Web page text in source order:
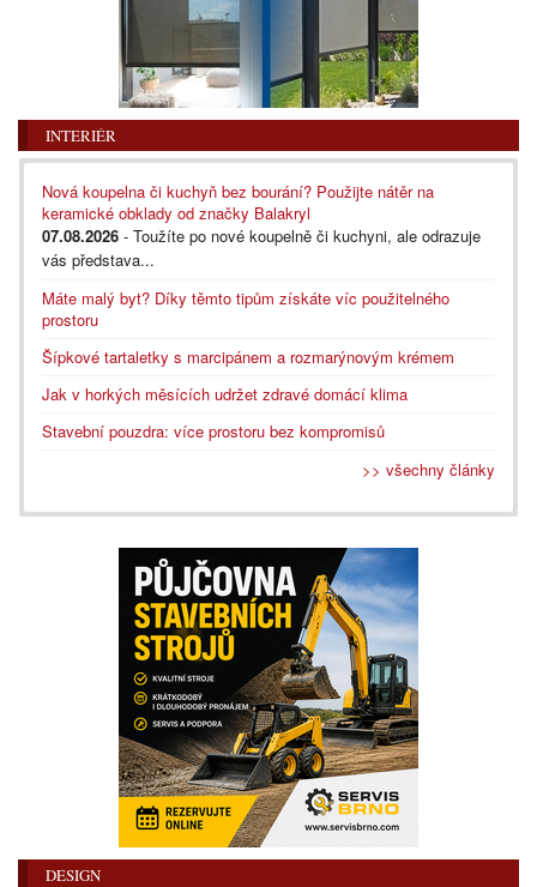
INTERIÉR
Nová koupelna či kuchyň bez bourání? Použijte nátěr na
keramické obklady od značky Balakryl
07.08.2026 - Toužíte po nové koupelně či kuchyni, ale odrazuje
vás představa...
Máte malý byt? Díky těmto tipům získáte víc použitelného
prostoru
Šípkové tartaletky s marcipánem a rozmarýnovým krémem
Jak v horkých měsících udržet zdravé domácí klima
Stavební pouzdra: více prostoru bez kompromisů
>> všechny články
DESIGN